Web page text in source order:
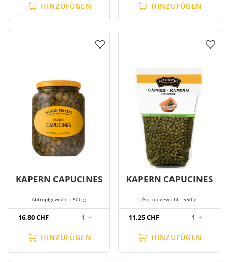
HINZUFÜGEN HINZUFÜGEN
KAPERN CAPUCINES
Abtropfgewicht : 500 g
16,80 CHF - 1 +
HINZUFÜGEN
KAPERN CAPUCINES
Abtropfgewicht : 550 g
11,25 CHF - 1 +
HINZUFÜGEN